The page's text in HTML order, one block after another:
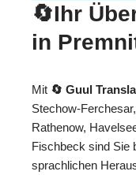
🔄Ihr
in
Mit 🔄 Guul
Stechow-
Rathenow,
Fischbeck sind Sie
sprachlichen